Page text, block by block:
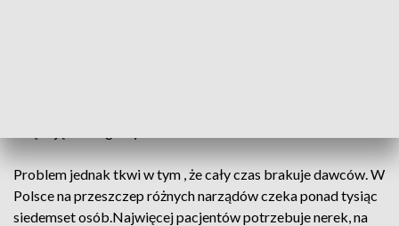
Problem jednak tkwi w tym , że cały czas brakuje dawców. W
Polsce na przeszczep różnych narządów czeka ponad tysiąc
siedemset osób.Najwięcej pacjentów potrzebuje nerek, na